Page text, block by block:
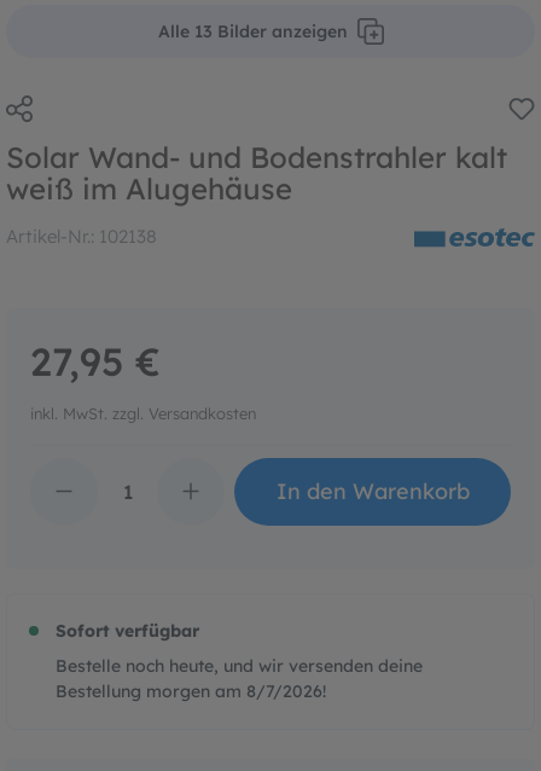
Alle 13 Bilder anzeigen
Solar Wand- und Bodenstrahler kalt
weiß im Alugehäuse
Artikel-Nr.: 102138
27,95 €
inkl. MwSt. zzgl. Versandkosten
Produkt Anzahl: Gib
In den Warenkorb
Sofort verfügbar
Bestelle noch heute, und wir versenden deine
Bestellung morgen am 8/7/2026!